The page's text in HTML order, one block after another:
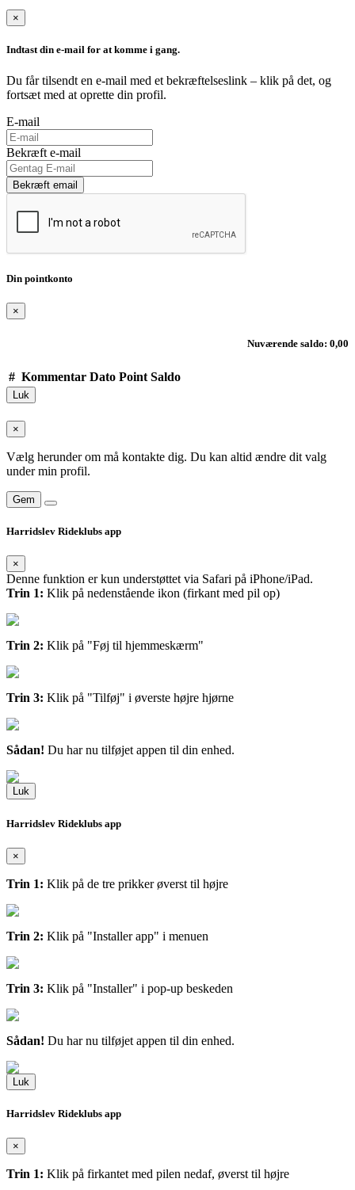
×
Indtast din e-mail for at komme i gang.
Du får tilsendt en e-mail med et bekræftelseslink – klik på det, og
fortsæt med at oprette din profil.
E-mail
Bekræft e-mail
Bekræft email
Din pointkonto
×
Nuværende saldo: 0,00
# Kommentar Dato Point Saldo
Luk
×
Vælg herunder om må kontakte dig. Du kan altid ændre dit valg
under min profil.
Gem
Harridslev Rideklubs app
×
Denne funktion er kun understøttet via Safari på iPhone/iPad.
Trin 1: Klik på nedenstående ikon (firkant med pil op)
Trin 2: Klik på "Føj til hjemmeskærm"
Trin 3: Klik på "Tilføj" i øverste højre hjørne
Sådan! Du har nu tilføjet appen til din enhed.
Luk
Harridslev Rideklubs app
×
Trin 1: Klik på de tre prikker øverst til højre
Trin 2: Klik på "Installer app" i menuen
Trin 3: Klik på "Installer" i pop-up beskeden
Sådan! Du har nu tilføjet appen til din enhed.
Luk
Harridslev Rideklubs app
×
Trin 1: Klik på firkantet med pilen nedaf, øverst til højre